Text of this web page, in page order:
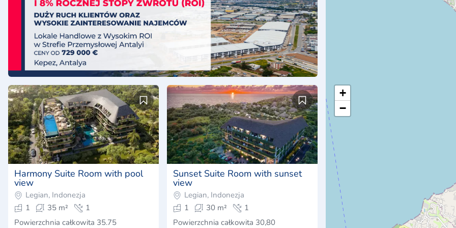
Harmony Suite Room with pool
view
Legian, Indonezja
1
35 m²
1
Powierzchnia całkowita 35.75
Sunset Suite Room with sunset
view
Legian, Indonezja
1
30 m²
1
Powierzchnia całkowita 30,80
+
−